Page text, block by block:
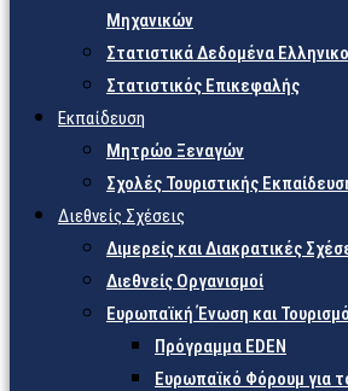
Μηχανικών
Στατιστικά Δεδομένα
Στατιστικός Επικεφαλής
Εκπαίδευση
Μητρώο Ξεναγών
Σχολές Τουριστικής
Διεθνείς Σχέσεις
Διμερείς και Διακρατικές
Διεθνείς Οργανισμοί
Ευρωπαϊκή Ένωση και
Πρόγραμμα EDEN
Ευρωπαϊκό Φόρουμ για